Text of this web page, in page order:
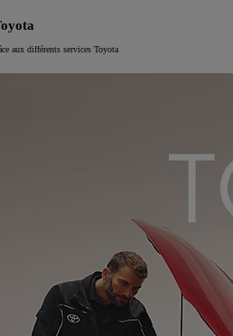
aux différents services Toyota